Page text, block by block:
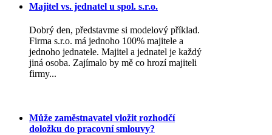
Majitel vs. jednatel u spol. s.r.o.
Dobrý den, představme si modelový příklad.
Firma s.r.o. má jednoho 100% majitele a
jednoho jednatele. Majitel a jednatel je každý
jiná osoba. Zajímalo by mě co hrozí majiteli
firmy...
Může zaměstnavatel vložit rozhodčí
doložku do pracovní smlouvy?